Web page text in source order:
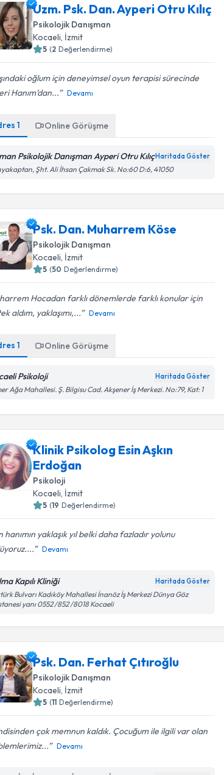
Uzm. Psk. Dan. Ayperi Otru Kılıç
Psikolojik Danışman
Kocaeli , İzmit
5 (2 Değerlendirme)
oğlum için deneyimsel oyun terapisi sürecinde
Hanım’dan...
Devamı
1 Online Görüşme
Psikolojik Danışman Ayperi Otru KılıçHaritada Göster
Şht. Ali İhsan Çakmak Sk. No:60 D:6, 41050
Psk. Dan. Muharrem Köse
Psikolojik Danışman
Kocaeli, İzmit
5 (50 Değerlendirme)
Hocadan farklı dönemlerde farklı konular için
aldım, yaklaşımı,...
Devamı
1 Online Görüşme
Psikoloji Haritada Göster
Ağa Mahallesi. Ş. Bilgisu Cad. Akşener İş Merkezi. No:79, Kat: 1
Klinik Psikolog Esin Aşkın
Erdoğan
Psikoloji
Kocaeli , İzmit
5 (19 Değerlendirme)
hanımın yaklaşık yıl belki daha fazladır yolunu
Devamı
Kapılı Kliniği Haritada Göster
Bulvarı Kadıköy Mahallesi İnanöz İş Merkezi Dünya Göz
yanı 0552 /852 /8018 Kocaeli
Psk. Dan. Ferhat Çıtıroğlu
Psikolojik Danışman
Kocaeli , İzmit
5 (11 Değerlendirme)
çok memnun kaldık. Çocuğum ile ilgili var olan
Devamı